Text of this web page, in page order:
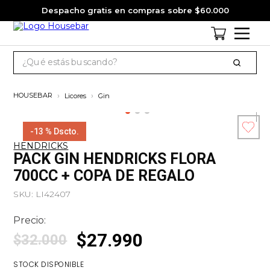
Despacho gratis en compras sobre $60.000
jack daniels
3.
jagermeister
4.
pack
5.
miniatura
7
whisky
Licores Gin
-13 % Dscto.
HENDRICKS
PACK GIN HENDRICKS FLORA
700CC + COPA DE REGALO
SKU: LI42407
Precio:
$32.000 $27.990
STOCK DISPONIBLE